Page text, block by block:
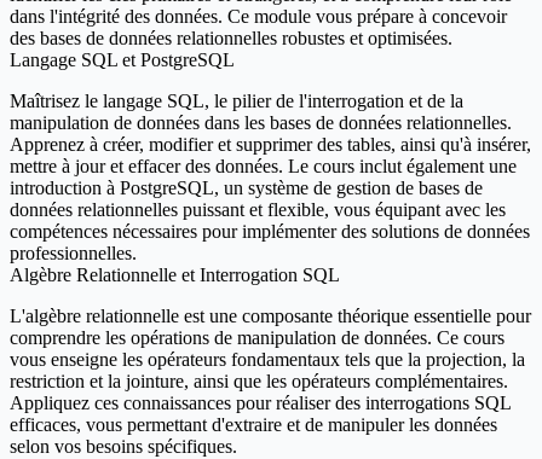
dans l'intégrité des données. Ce module vous prépare à concevoir
des bases de données relationnelles robustes et optimisées.
Langage SQL et PostgreSQL
Maîtrisez le langage SQL, le pilier de l'interrogation et de la
manipulation de données dans les bases de données relationnelles.
Apprenez à créer, modifier et supprimer des tables, ainsi qu'à insérer,
mettre à jour et effacer des données. Le cours inclut également une
introduction à PostgreSQL, un système de gestion de bases de
données relationnelles puissant et flexible, vous équipant avec les
compétences nécessaires pour implémenter des solutions de données
professionnelles.
Algèbre Relationnelle et Interrogation SQL
L'algèbre relationnelle est une composante théorique essentielle pour
comprendre les opérations de manipulation de données. Ce cours
vous enseigne les opérateurs fondamentaux tels que la projection, la
restriction et la jointure, ainsi que les opérateurs complémentaires.
Appliquez ces connaissances pour réaliser des interrogations SQL
efficaces, vous permettant d'extraire et de manipuler les données
selon vos besoins spécifiques.